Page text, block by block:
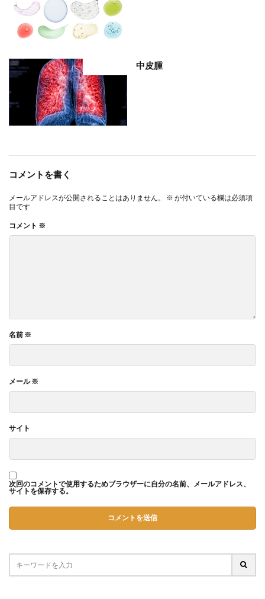
中皮腫
コメントを書く
メールアドレスが公開されることはありません。 ※ が付いている欄は必須項
目です
コメント ※
名前 ※
メール※
サイト
次回のコメントで使用するためブラウザーに自分の名前、メールアドレス、
サイトを保存する。